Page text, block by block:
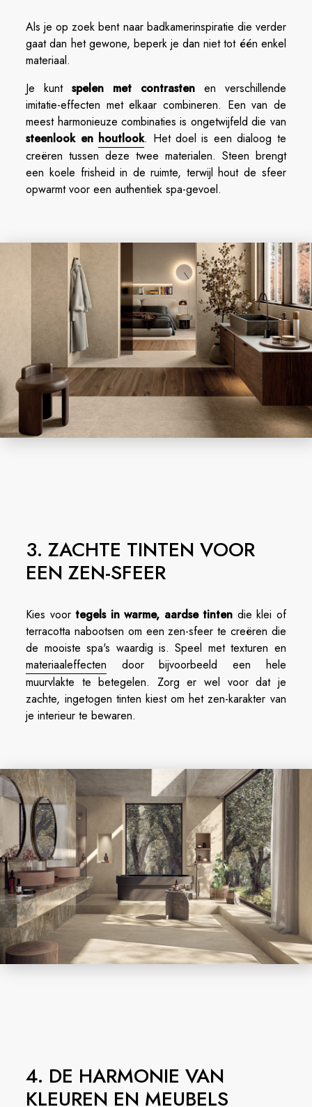
Als je op zoek bent naar badkamerinspiratie die verder
gaat dan het gewone, beperk je dan niet tot één enkel
materiaal.
Je kuntspelen met contrastenen verschillende
imitatie-effecten met elkaar combineren. Een van de
meest harmonieuze combinaties is ongetwijfeld die van
steenlook en houtlook. Het doel is een dialoog te
creëren tussen deze twee materialen. Steen brengt
een koele frisheid in de ruimte, terwijl hout de sfeer
opwarmt voor een authentiek spa-gevoel.
3. ZACHTE TINTEN VOOR
EEN ZEN-SFEER
Kies voortegels in warme, aardse tinten die klei of
terracotta nabootsen om een zen-sfeer te creëren die
de mooiste spa's waardig is. Speel met texturen en
materiaaleffecten door bijvoorbeeld een hele
muurvlakte te betegelen. Zorg er wel voor dat je
zachte, ingetogen tinten kiest om het zen-karakter van
je interieur te bewaren.
4. DE HARMONIE VAN
KLEUREN EN MEUBELS